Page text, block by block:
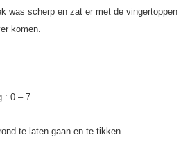
was scherp en zat er met de vingertoppen
komen.
: 0 – 7
te laten gaan en te tikken.